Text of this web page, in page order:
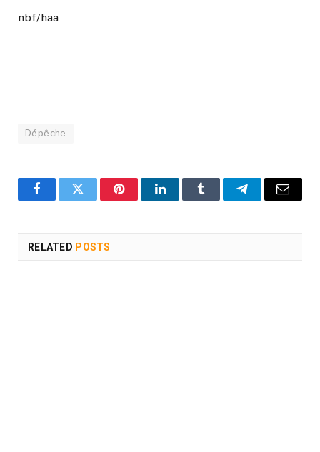
nbf/haa
Dépêche
FacebookTwitter PinterestLinkedInTumblr TelegramEmail
RELATED POSTS